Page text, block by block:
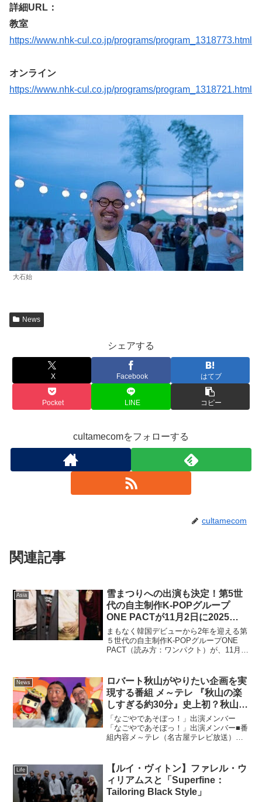
詳細URL：
教室
https://www.nhk-cul.co.jp/programs/program_1318773.html
オンライン
https://www.nhk-cul.co.jp/programs/program_1318721.html
大石始
News
シェアする
X Facebook はてブ
Pocket LINE コピー
cultamecomをフォローする
cultamecom
関連記事
Asia
雪まつりへの出演も決定！第5世
代の自主制作K-POPグループ
ONE PACTが11月2日に2025
ONE PACT HALL LIVE
[ONEPACT : FRAGMENT]開催！
10月18日(土)12:00からチケット
まもなく韓国デビューから2年を迎える第
５世代の自主制作K-POPグループONE
PACT（読み方：ワンパクト）が、11月2
LIVE を開催することが決定。...
News
ロバート秋山がやりたい企画を実
現する番組 メ～テレ 『秋山の楽
しすぎる約30分』史上初？秋山が
演出する “ガチの教育番組” 「な
ごやであそぼっ！」 で子どもた
ちが困惑！？6月28日（土）深夜
見逃し配信
「なごやであそぼっ！」出演メンバー
「なごやであそぼっ！」出演メンバー■番
組内容メ～テレ（名古屋テレビ放送）制
い企画を実現する」をテーマに“とにかく
楽しく”放送中！６...
Life
【ルイ・ヴィトン】ファレル・ウ
ィリアムスと「Superfine：
Tailoring Black Style」